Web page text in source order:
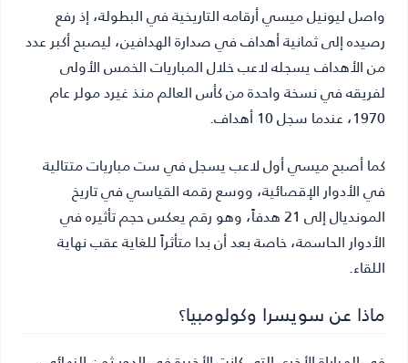
واصل ليونيل ميسي أرقامه التاريخية في البطولة، إذ رفع
رصيده إلى ثمانية أهداف في صدارة الهدافين، ليصبح أكبر عدد
من الأهداف يسجله لاعب خلال المباريات الخمس الأولى
لفريقه في نسخة واحدة من كأس العالم منذ غيرد مولر عام
1970، عندما سجل 10 أهداف.
كما أصبح ميسي أول لاعب يسجل في ست مباريات متتالية
في الأدوار الإقصائية، ووسع رقمه القياسي في تاريخ
المونديال إلى 21 هدفاً، وهو رقم يعكس حجم تأثيره في
الأدوار الحاسمة، خاصة بعد أن بدا متأثراً للغاية عقب نهاية
اللقاء.
ماذا عن سويسرا وكولومبيا؟